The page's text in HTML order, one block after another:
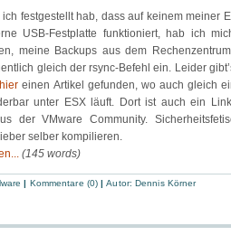
ich festgestellt hab, dass auf keinem meiner
USB-Festplatte funktioniert, hab ich
meine Backups aus dem
gleich der rsync-Befehl ein. Leider
hier einen Artikel gefunden, wo auch gleich
unter ESX läuft. Dort ist auch ein
der VMware Community.
selber kompilieren.
(145 words)
| Kommentare (0) |Autor:Dennis Körner